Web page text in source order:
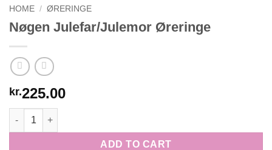
HOME / ØRERINGE
Nøgen Julefar/Julemor Øreringe
kr.225.00
Nøgen Julefar/Julemor Øreringe quantity
ADD TO CART